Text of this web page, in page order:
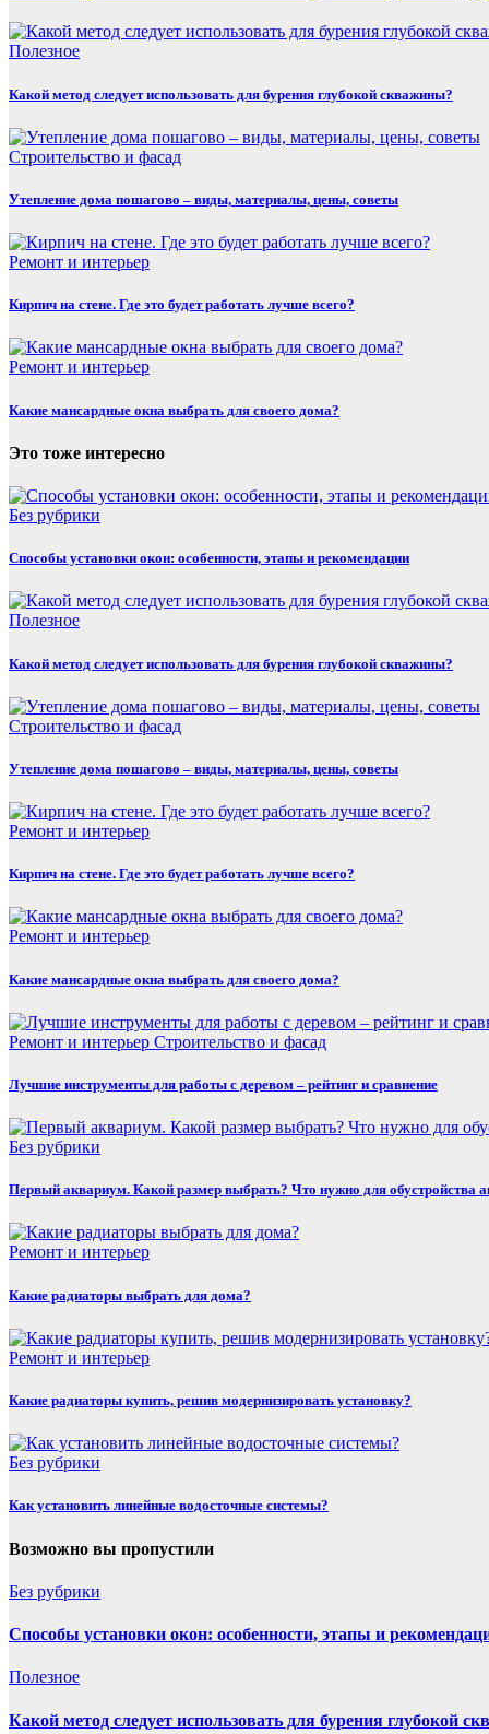
Полезнoe
Какой метод следует использовать для бурения глубокой скважины?
Строительство и фасад
Утепление дома пошагово – виды, материалы, цены, советы
Ремонт и интерьер
Кирпич на стене. Где это будет работать лучше всего?
Ремонт и интерьер
Какие мансардные окна выбрать для своего дома?
Это тоже интересно
Без рубрики
Способы установки окон: особенности, этапы и рекомендации
Полезнoe
Какой метод следует использовать для бурения глубокой скважины?
Строительство и фасад
Утепление дома пошагово – виды, материалы, цены, советы
Ремонт и интерьер
Кирпич на стене. Где это будет работать лучше всего?
Ремонт и интерьер
Какие мансардные окна выбрать для своего дома?
Ремонт и интерьер Строительство и фасад
Лучшие инструменты для работы с деревом – рейтинг и сравнение
Без рубрики
Первый аквариум. Какой размер выбрать? Что нужно для обустройства
Ремонт и интерьер
Какие радиаторы выбрать для дома?
Ремонт и интерьер
Какие радиаторы купить, решив модернизировать установку?
Без рубрики
Как установить линейные водосточные системы?
Возможно вы пропустили
Без рубрики
Способы установки окон: особенности, этапы и
Полезнoe
Какой метод следует использовать для бурения глубокой